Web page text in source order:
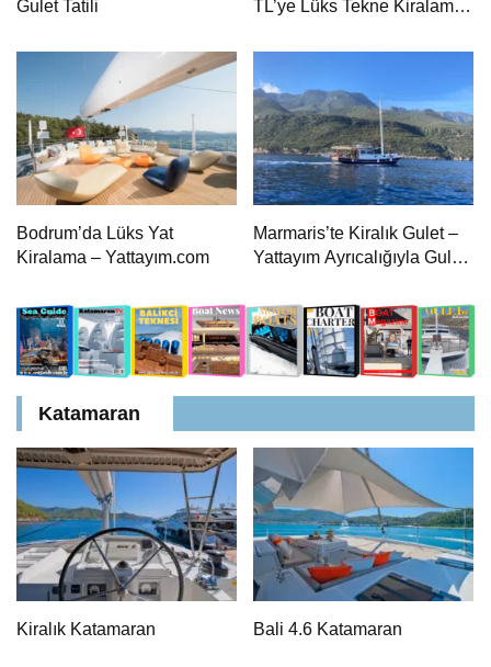
Gulet Tatili
TL’ye Lüks Tekne Kiralama |
Bodrum’da Lüks Yat
Kiralama – Yattayım.com
Marmaris’te Kiralık Gulet –
Yattayım Ayrıcalığıyla Gulet
Katamaran
Kiralık Katamaran Bali 4.6 Katamaran